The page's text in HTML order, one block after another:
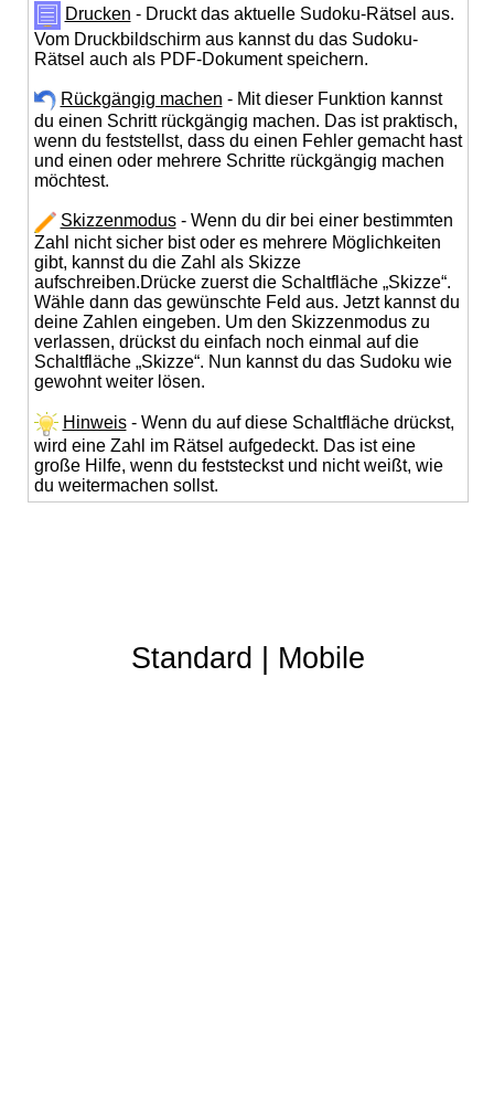
Drucken - Druckt das aktuelle Sudoku-Rätsel aus.
Vom Druckbildschirm aus kannst du das Sudoku-
Rätsel auch als PDF-Dokument speichern.
Rückgängig machen - Mit dieser Funktion kannst
du einen Schritt rückgängig machen. Das ist praktisch,
wenn du feststellst, dass du einen Fehler gemacht hast
und einen oder mehrere Schritte rückgängig machen
möchtest.
Skizzenmodus- Wenn du dir bei einer bestimmten
Zahl nicht sicher bist oder es mehrere Möglichkeiten
gibt, kannst du die Zahl als Skizze
aufschreiben.Drücke zuerst die Schaltfläche „Skizze“.
Wähle dann das gewünschte Feld aus. Jetzt kannst du
deine Zahlen eingeben. Um den Skizzenmodus zu
verlassen, drückst du einfach noch einmal auf die
Schaltfläche „Skizze“. Nun kannst du das Sudoku wie
gewohnt weiter lösen.
Hinweis- Wenn du auf diese Schaltfläche drückst,
wird eine Zahl im Rätsel aufgedeckt. Das ist eine
große Hilfe, wenn du feststeckst und nicht weißt, wie
du weitermachen sollst.
Standard Mobile